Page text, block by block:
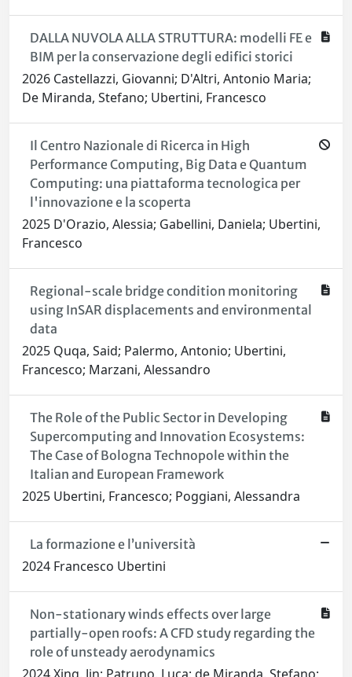
DALLA NUVOLA ALLA STRUTTURA: modelli FE e
BIM per la conservazione degli edifici storici
2026 Castellazzi, Giovanni; D'Altri, Antonio Maria;
De Miranda, Stefano; Ubertini, Francesco
Il Centro Nazionale di Ricerca in High
Performance Computing, Big Data e Quantum
Computing: una piattaforma tecnologica per
l'innovazione e la scoperta
2025 D'Orazio, Alessia; Gabellini, Daniela; Ubertini,
Francesco
Regional-scale bridge condition monitoring
using InSAR displacements and environmental
data
2025 Quqa, Said; Palermo, Antonio; Ubertini,
Francesco; Marzani, Alessandro
The Role of the Public Sector in Developing
Supercomputing and Innovation Ecosystems:
The Case of Bologna Technopole within the
Italian and European Framework
2025 Ubertini, Francesco; Poggiani, Alessandra
La formazione e l’università
2024 Francesco Ubertini
Non-stationary winds effects over large
partially-open roofs: A CFD study regarding the
role of unsteady aerodynamics